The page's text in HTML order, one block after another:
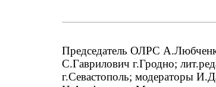
Председатель ОЛРС
С.Гаврилович г.Гродно;
г.Севастополь; модераторы